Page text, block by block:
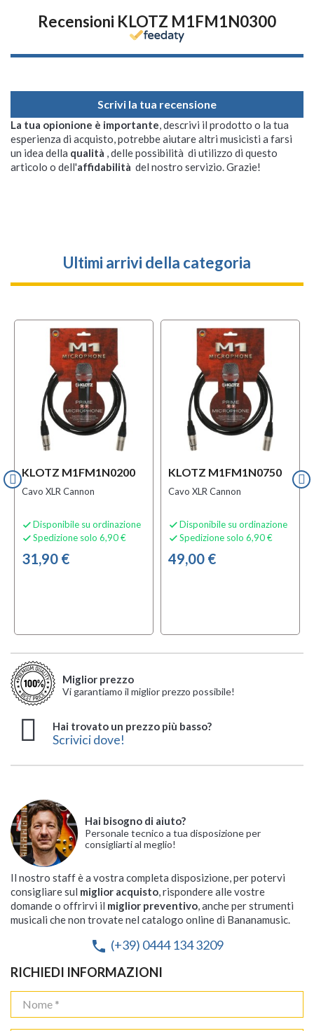
Recensioni KLOTZ M1FM1N0300
Scrivi la tua recensione
La tua opionione è importante, descrivi il prodotto o la tua
esperienza di acquisto, potrebbe aiutare altri musicisti a farsi
un idea della qualità , delle possibilità di utilizzo di questo
articolo o dell'affidabilità del nostro servizio. Grazie!
Ultimi arrivi della categoria
KLOTZ M1FM1N0200
Cavo XLR Cannon
 Disponibile su ordinazione
 Spedizione solo 6,90 €
31,90 €
KLOTZ M1FM1N0750
Cavo XLR Cannon
 Disponibile su ordinazione
 Spedizione solo 6,90 €
49,00 €
Miglior prezzo
Vi garantiamo il miglior prezzo possibile!
Hai trovato un prezzo più basso?
Scrivici dove!
Hai bisogno di aiuto?
Personale tecnico a tua disposizione per
consigliarti al meglio!
Il nostro staff è a vostra completa disposizione, per potervi
consigliare sul miglior acquisto, rispondere alle vostre
domande o offrirvi il miglior preventivo, anche per strumenti
musicali che non trovate nel catalogo online di Bananamusic.
phone (+39) 0444 134 3209
RICHIEDI INFORMAZIONI